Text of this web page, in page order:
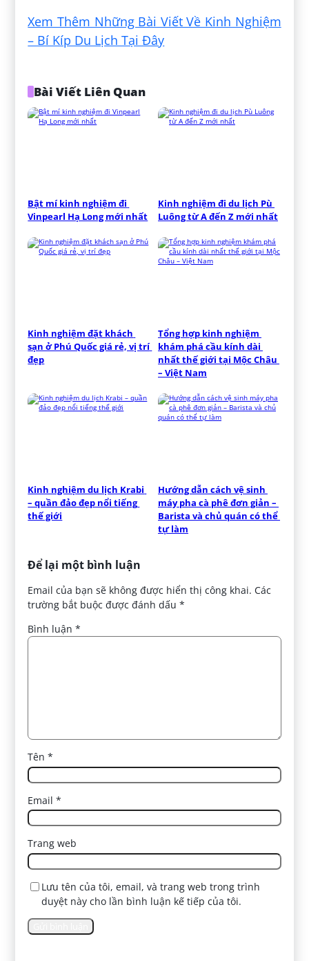
Xem Thêm Những Bài Viết Về Kinh Nghiệm
– Bí Kíp Du Lịch Tại Đây
Bài Viết Liên Quan
Bật mí kinh nghiệm đi
Vinpearl Hạ Long mới nhất
Kinh nghiệm đi du lịch Pù
Luông từ A đến Z mới nhất
Kinh nghiệm đặt khách
sạn ở Phú Quốc giá rẻ, vị trí
đẹp
Tổng hợp kinh nghiệm
khám phá cầu kính dài
nhất thế giới tại Mộc Châu
– Việt Nam
Kinh nghiệm du lịch Krabi
– quần đảo đẹp nổi tiếng
thế giới
Hướng dẫn cách vệ sinh
máy pha cà phê đơn giản –
Barista và chủ quán có thể
tự làm
Để lại một bình luận
Email của bạn sẽ không được hiển thị công khai. Các
trường bắt buộc được đánh dấu*
Bình luận*
Tên*
Email*
Trang web
Lưu tên của tôi, email, và trang web trong trình
duyệt này cho lần bình luận kế tiếp của tôi.